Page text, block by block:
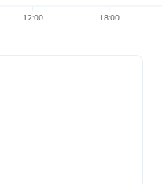
12:00 18:00